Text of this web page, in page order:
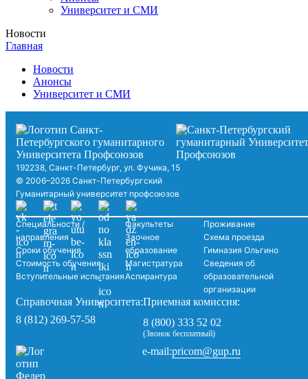
Университет и СМИ
Новости
Главная
Новости
Анонсы
Университет и СМИ
192238, Санкт-Петербург, ул. Фучика, 15
© 2006–2026 Санкт-Петербургский
Гуманитарный университет профсоюзов
Специальности /
направления
Сроки обучения
Стоимость обучения
Вступительные испытания
Факультеты
Заочное
образование
Магистратура
Аспирантура
Проживание
Схема проезда
Гимназия Ольгино
Сведения об
образовательной
организации
Справочная Университета:
8 (812) 269-57-58
Приемная комиссия:
8 (800) 333 52 02
(Звонок бесплатный)
e-mail:pricom@gup.ru